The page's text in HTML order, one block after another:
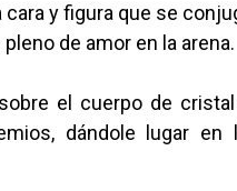
y figura que se
de amor en la arena.
el cuerpo de
dándole lugar